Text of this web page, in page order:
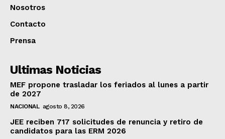
Nosotros
Contacto
Prensa
Ultimas Noticias
MEF propone trasladar los feriados al lunes a partir
de 2027
NACIONAL agosto 8, 2026
JEE reciben 717 solicitudes de renuncia y retiro de
candidatos para las ERM 2026